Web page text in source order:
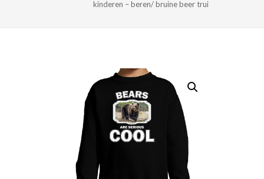
kinderen – beren/ bruine beer trui